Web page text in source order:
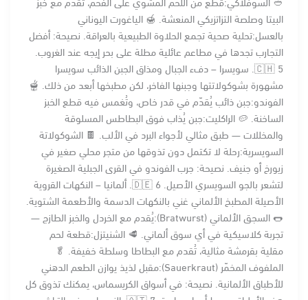
البيتا وصلصة التزاتزيكي المنعشة. 🍯 الياغورت اليوناني
بالعسل:تحلية صحية تجمع الحلاوة الطبيعية بالعراقة. نصيحة: أفضل
التجارب تجدها في مطاعم عائلية مطلة على بحر إيجه عند الغروب.
🇨🇭 5. سويسرا – دفء الجبال ومذاق الجبن الذائب سويسرا
مشهورة بشوكولاتتها وجبنها الفاخر، لكن مطبخها أبعد من ذلك. 🫕
الفوندو:جبن ذائب يُقدّم في قدر خاص، وتُغمس فيه قطع الخبز
الساخنة. 🥔 الراكليت:جبن يُذاب فوق البطاطس المسلوقة
والمخللات — طبق مثالي لأجواء البرد في الألب. 🍫 الشوكولاتة
السويسرية:رحلة لا تكتمل دون تذوقها من متجر محلي صغير في
زيورخ أو جنيف. نصيحة: جرب الفوندو في القرى الجبلية الصغيرة
لتشعر بالجو السويسري الأصيل. 🇩🇪 6. ألمانيا – النكهات القروية
الأصيلة المطبخ الألماني غني بالنكهات الدسمة والأطعمة الشتوية.
🌭 السجق الألماني (Bratwurst):يُقدم مع الخردل والخبز الطازج —
تجربة كلاسيكية في أي سوق ألماني. 🥩 الشنيتزل:قطعة لحم
مقلية بقرمشة مثالية، تُقدم مع البطاطا وسلطة خفيفة. 🥬
الملفوف المخمّر (Sauerkraut):مقبل لذيذ يوازن الطعم الدهني
للأطباق الألمانية. نصيحة: في أسواق الكريسماس، يمكنك تذوق كل